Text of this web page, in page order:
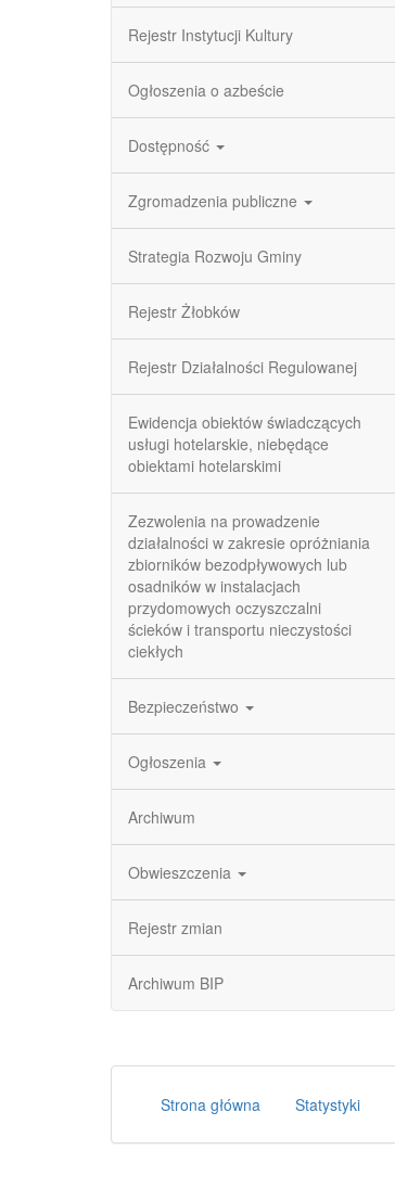
Rejestr Instytucji Kultury
Ogłoszenia o azbeście
Dostępność
Zgromadzenia publiczne
Strategia Rozwoju Gminy
Rejestr Żłobków
Rejestr Działalności Regulowanej
Ewidencja obiektów świadczących
usługi hotelarskie, niebędące
obiektami hotelarskimi
Zezwolenia na prowadzenie
działalności w zakresie opróżniania
zbiorników bezodpływowych lub
osadników w instalacjach
przydomowych oczyszczalni
ścieków i transportu nieczystości
ciekłych
Bezpieczeństwo
Ogłoszenia
Archiwum
Obwieszczenia
Rejestr zmian
Archiwum BIP
Strona główna Statystyki